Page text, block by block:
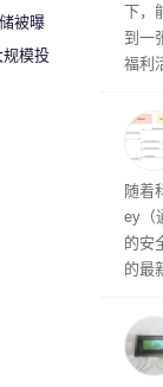
下，
到一
福利
州
家
这一
（
户
随着
ey（
的安
的最
内
以利
并
被曝
规模投